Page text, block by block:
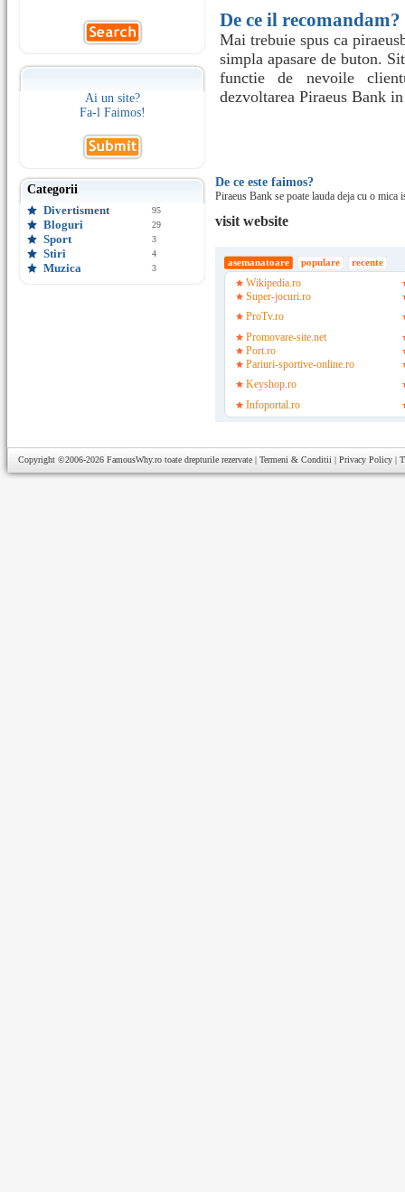
Ai un site?
Fa-l Faimos!
Categorii
Divertisment
95
Bloguri 29
Sport 3
Stiri 4
Muzica 3
De ce il recomandam?
Mai trebuie spus ca
simpla apasare de buton.
functie de nevoile
dezvoltarea Piraeus Bank
De ce este faimos?
Piraeus Bank se poate lauda deja cu o
visit website
asemanatoare populare recente
Wikipedia.ro
Super-jocuri.ro
ProTv.ro
Promovare-site.net
Port.ro
Pariuri-sportive-online.ro
Keyshop.ro
Infoportal.ro
Copyright ©2006-2026 FamousWhy.ro toate drepturile rezervate | Termeni & Conditii | Privacy Policy |